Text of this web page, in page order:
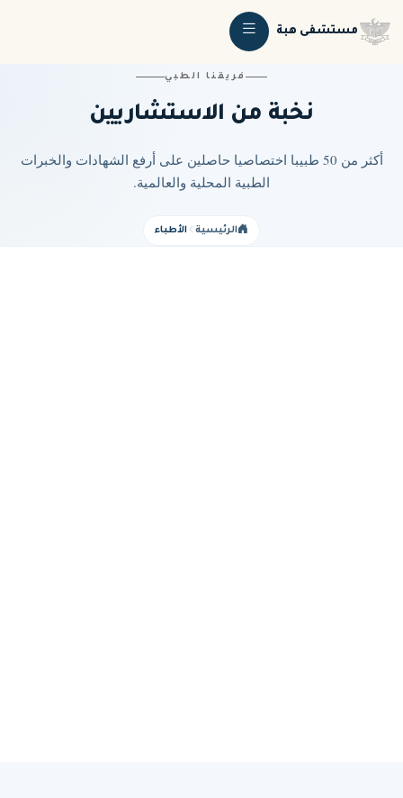
مستشفى هبة
فريقنا الطبي
نخبة من الاستشاريين
أكثر من 50 طبيبا اختصاصيا حاصلين على أرفع الشهادات والخبرات
الطبية المحلية والعالمية.
الرئيسية الأطباء